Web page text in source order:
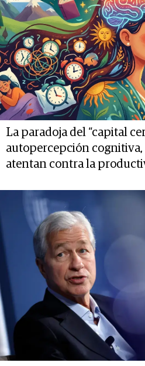
La paradoja del “capital
autopercepción cognitiva,
atentan contra la